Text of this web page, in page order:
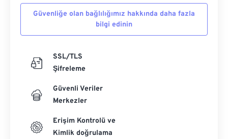
Güvenliğe olan bağlılığımız hakkında daha fazla
bilgi edinin
SSL/TLS
Şifreleme
Güvenli Veriler
Merkezler
Erişim Kontrolü ve
Kimlik doğrulama